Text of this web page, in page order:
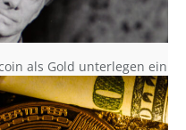
als Gold unterlegen ein